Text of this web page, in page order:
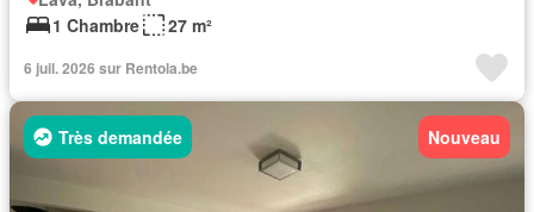
1 Chambre
27 m²
6 juil. 2026 sur Rentola.be
Très demandée Nouveau